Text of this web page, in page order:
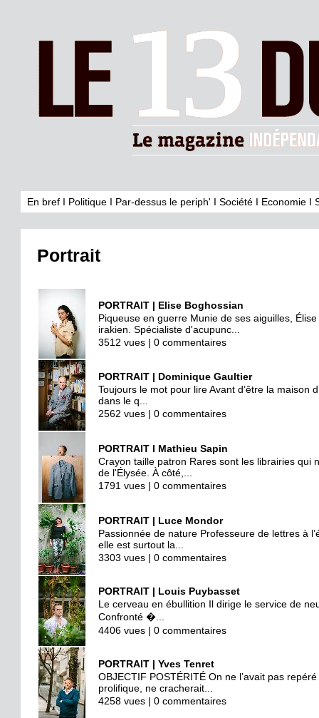
En bref I Politique I Par-dessus le periph' I Société I Economie I
Portrait
PORTRAIT | Elise Boghossian
Piqueuse en guerre Munie de ses aiguilles,
irakien. Spécialiste d'acupunc...
3512 vues | 0 commentaires
PORTRAIT | Dominique Gaultier
Toujours le mot pour lire Avant d’être la maison
dans le q...
2562 vues | 0 commentaires
PORTRAIT I Mathieu Sapin
Crayon taille patron Rares sont les librairies qui
de l'Élysée. À côté,...
1791 vues | 0 commentaires
PORTRAIT | Luce Mondor
Passionnée de nature Professeure de lettres à
elle est surtout la...
3303 vues | 0 commentaires
PORTRAIT | Louis Puybasset
Le cerveau en ébullition Il dirige le service de
Confronté �...
4406 vues | 0 commentaires
PORTRAIT | Yves Tenret
OBJECTIF POSTÉRITÉ On ne l’avait pas
prolifique, ne cracherait...
4258 vues | 0 commentaires